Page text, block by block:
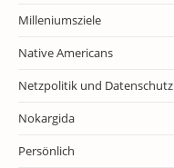
Milleniumsziele
Native Americans
Netzpolitik und Datenschutz
Nokargida
Persönlich